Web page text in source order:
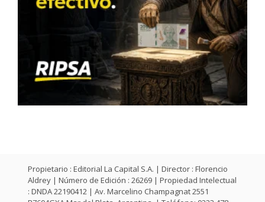
Propietario : Editorial La Capital S.A. | Director : Florencio
Aldrey | Número de Edición : 26269 | Propiedad Intelectual
: DNDA 22190412 | Av. Marcelino Champagnat 2551